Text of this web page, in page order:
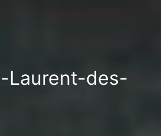
Laurent-des-